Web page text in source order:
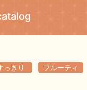
っきり フルーティ